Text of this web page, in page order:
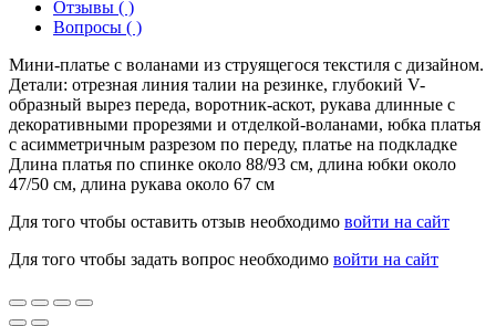
Отзывы ( )
Вопросы ( )
Мини-платье с воланами из струящегося текстиля с дизайном.
Детали: отрезная линия талии на резинке, глубокий V-
образный вырез переда, воротник-аскот, рукава длинные с
декоративными прорезями и отделкой-воланами, юбка платья
с асимметричным разрезом по переду, платье на подкладке
Длина платья по спинке около 88/93 см, длина юбки около
47/50 см, длина рукава около 67 см
Для того чтобы оставить отзыв необходимо войти на сайт
Для того чтобы задать вопрос необходимо войти на сайт